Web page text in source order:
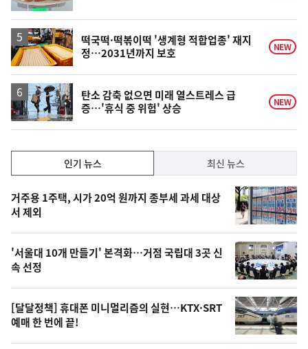
락
떡국떡·떡볶이떡 '생계형 적합업종' 재지
정…2031년까지 보호
NEW
탄소 감축 없으면 미래 열스트레스 급
증…'휴식 중 위험' 상승
NEW
기,
최
신,
오
늘
의
영
상
인기 뉴스 최신 뉴스
기
뉴
스
거주용 1주택, 시가 20억 원까지 종부세 과세 대상
서 제외
'서울대 10개 만들기' 본격화…거점 국립대 3곳 신
속 선정
[달달정책] 휴대폰 미니멀리즘의 실현…KTX·SRT
예매 한 번에 끝!